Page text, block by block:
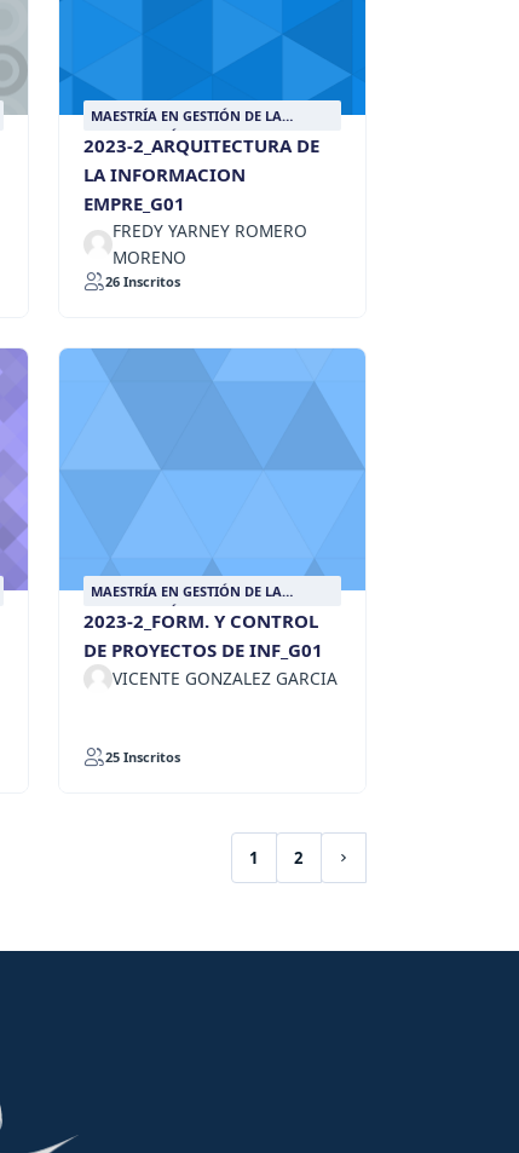
MAESTRÍA EN GESTIÓN DE LA
INFORMACIÓN DOCUMENTAL
2023-2_ARQUITECTURA DE
LA INFORMACION
EMPRE_G01
FREDY YARNEY ROMERO
MORENO
26 Inscritos
MAESTRÍA EN GESTIÓN DE LA
INFORMACIÓN DOCUMENTAL
2023-2_FORM. Y CONTROL
DE PROYECTOS DE INF_G01
VICENTE GONZALEZ GARCIA
25 Inscritos
1
(actuel)
2